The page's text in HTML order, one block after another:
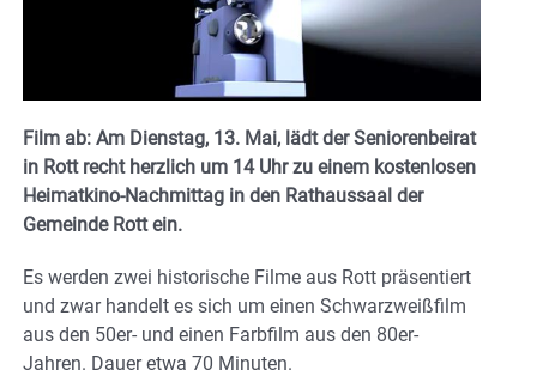
Film ab: Am Dienstag, 13. Mai, lädt der Seniorenbeirat
in Rott recht herzlich um 14 Uhr zu einem kostenlosen
Heimatkino-Nachmittag in den Rathaussaal der
Gemeinde Rott ein.
Es werden zwei historische Filme aus Rott präsentiert
und zwar handelt es sich um einen Schwarzweißfilm
aus den 50er- und einen Farbfilm aus den 80er-
Jahren. Dauer etwa 70 Minuten.